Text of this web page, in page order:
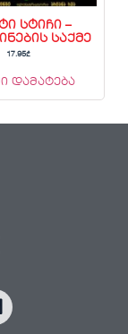
სტიჩი –
საქმე
17.95₾
დამატება